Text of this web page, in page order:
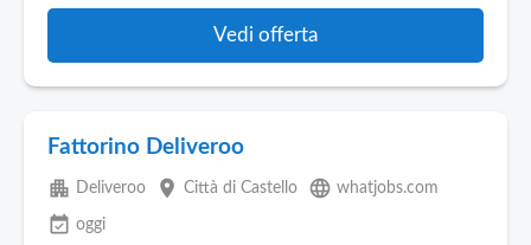
Vedi offerta
Fattorino Deliveroo
apartment Deliveroo place Città di Castello language whatjobs.com
event_available oggi